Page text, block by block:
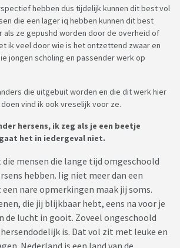
hebben dus tijdelijk kunnen dit best vol
die een lager iq hebben kunnen dit best
als ze gepushd worden door de overheid of
ik veel door wie is het ontzettend zwaar en
jongen scholing en passender werk op
die uitgebuit worden en die dit werk hier
vind ik ook vreselijk voor ze.
hersens, ik zeg als je een beetje
het in iedergeval niet.
die mensen die lange tijd omgeschoold
hebben. Iig niet meer dan een
een nare opmerkingen maak jij soms.
die jij blijkbaar hebt, eens na voor je
de lucht in gooit. Zoveel ongeschoold
is. Dat vol zit met leuke en